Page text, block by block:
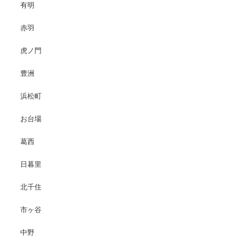
有明
赤羽
虎ノ門
豊洲
浜松町
お台場
葛西
日暮里
北千住
市ヶ谷
中野